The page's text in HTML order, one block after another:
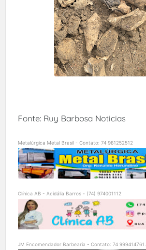
Fonte: Ruy Barbosa Noticias
Metalúrgica Metal Brasil - Contato: 74 981252512
Clínica AB - Acidália Barros - (74) 974001112
JM Encomendador Barbearia - Contato: 74 999414761.